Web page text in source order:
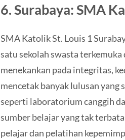
6. Surabaya: SMA
SMA Katolik St. Louis 1
satu sekolah swasta
menekankan pada integritas,
mencetak banyak lulusan yang
seperti laboratorium canggih
sumber belajar yang tak
pelajar dan pelatihan